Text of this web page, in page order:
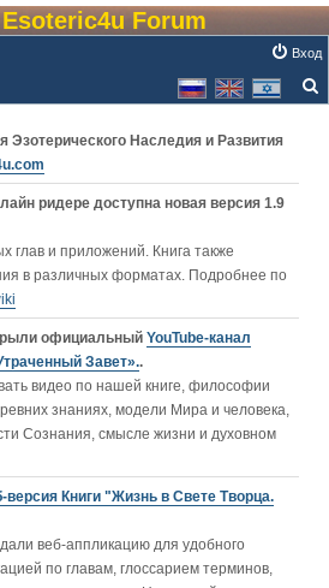
Forum
Вход
Эзотерического Наследия и Развития
ридере доступна новая версия 1.9
глав и приложений. Книга также
в различных форматах. Подробнее по
официальный YouTube‑канал
Завет»..
видео по нашей книге, философии
знаниях, модели Мира и человека,
Сознания, смысле жизни и духовном
версия Книги "Жизнь в Свете Творца.
веб-аппликацию для удобного
по главам, глоссарием терминов,